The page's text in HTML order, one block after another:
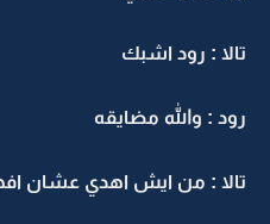
تالا : رود اشبك
رود : والله مضايقه
تالا : من ايش اهدي عشان